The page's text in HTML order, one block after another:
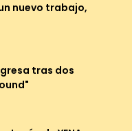
nuevo trabajo,
tras dos